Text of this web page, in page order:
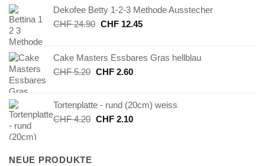
Dekofee Betty 1-2-3 Methode Ausstecher
CHF24.90 Ursprünglicher
CHF 24.90
CHF12.45Aktueller
CHF 12.45.
Cake Masters Essbares Gras hellblau
CHF5.20 Ursprünglicher
CHF 5.20
CHF2.60Aktueller
CHF 2.60.
Tortenplatte - rund (20cm) weiss
CHF4.20 Ursprünglicher
CHF2.10Aktueller
NEUE PRODUKTE